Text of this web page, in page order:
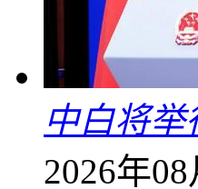
中白将举
2026年